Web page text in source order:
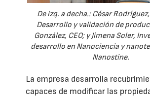
De izq. a decha.: César
Desarrollo y validación de
González, CEO; y Jimena Soler,
desarrollo en Nanociencia y
Nanostine.
La empresa desarrolla
capaces de modificar las